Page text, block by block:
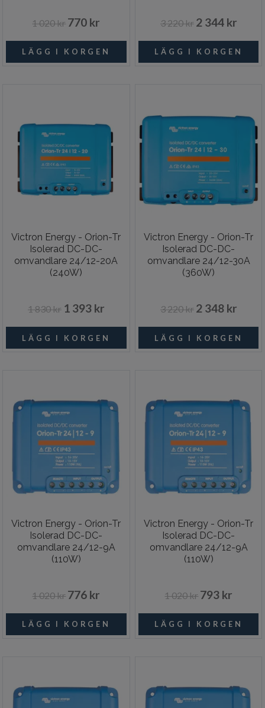
1 020 kr 770 kr 3 220 kr 2 344 kr
Victron Energy - Orion-Tr
Isolerad DC-DC-
omvandlare 24/12-20A
(240W)
1 830 kr 1 393 kr
Victron Energy - Orion-Tr
Isolerad DC-DC-
omvandlare 24/12-30A
(360W)
3 220 kr 2 348 kr
Victron Energy - Orion-Tr
Isolerad DC-DC-
omvandlare 24/12-9A
(110W)
1 020 kr 776 kr
Victron Energy - Orion-Tr
Isolerad DC-DC-
omvandlare 24/12-9A
(110W)
1 020 kr 793 kr